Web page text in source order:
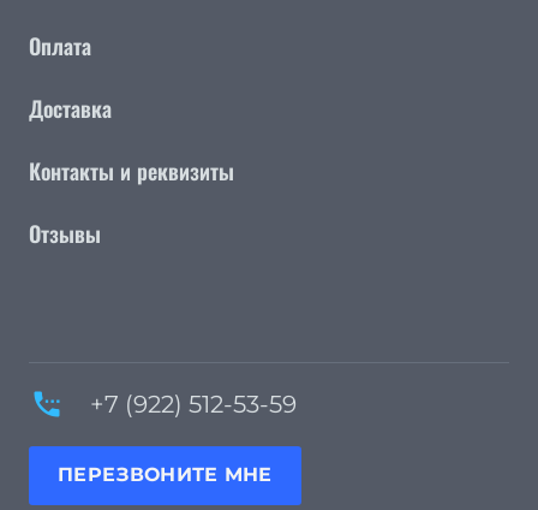
Оплата
Доставка
Контакты и реквизиты
Отзывы
settings_phone +7 (922) 512-53-59
ПЕРЕЗВОНИТЕ МНЕ